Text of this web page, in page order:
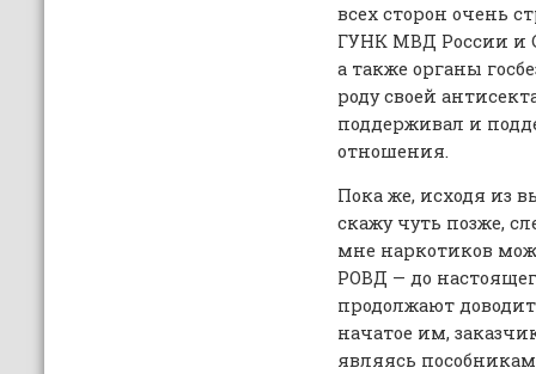
всех сторон очень
ГУНК МВД России и
а также органы
роду своей
поддерживал и
отношения.
Пока же, исходя из
скажу чуть позже,
мне наркотиков
РОВД — до
продолжают
начатое им,
являясь